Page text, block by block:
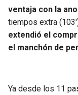
ventaja con la
tiempos extra
extendió el
el manchón de
Ya desde los 11